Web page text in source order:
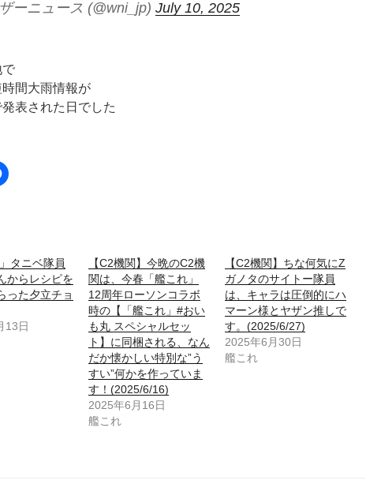
ーニュース (@wni_jp) July 10, 2025
で
間大雨情報が
表された日でした
タニベ隊員
からレシピを
った夕立チョ
13日
【C2機関】今晩のC2機
関は、今春「艦これ」
12周年ローソンコラボ
時の【「艦これ」#おい
も丸 スペシャルセッ
ト】に同梱される、なん
だか懐かしい特別な”う
すい”何かを作っていま
す！(2025/6/16)
2025年6月16日
艦これ
【C2機関】ちな何気にZ
ガノタのサイトー隊員
は、キャラは圧倒的にハ
マーン様とヤザン推しで
す。(2025/6/27)
2025年6月30日
艦これ